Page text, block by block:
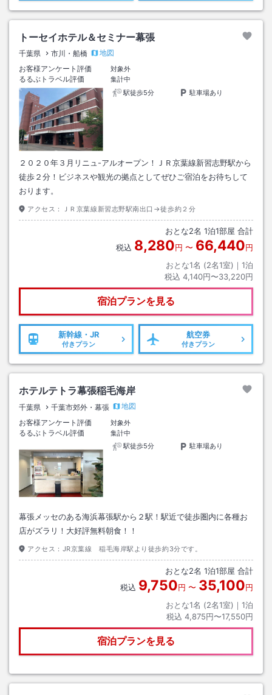
トーセイホテル＆セミナー幕張
千葉県 市川・船橋
地図
お客様アンケート評価
対象外
るるぶトラベル評価
集計中
駅徒歩5分
駐車場あり
２０２０年３月リニュ-アルオープン！ＪＲ京葉線新習志野駅から
徒歩２分！ビジネスや観光の拠点としてぜひご宿泊をお待ちして
おります。
アクセス： ＪＲ京葉線新習志野駅南出口→徒歩約２分
おとな2名 1泊1部屋 合計
税込 8,280円 〜 66,440円
おとな1名 (2名1室)｜ 1泊
税込 4,140円〜33,220円
宿泊プランを見る
新幹線・JR
付きプラン
航空券
付きプラン
ホテルテトラ幕張稲毛海岸
千葉県 千葉市郊外・幕張
地図
お客様アンケート評価
対象外
るるぶトラベル評価
集計中
駅徒歩5分
駐車場あり
幕張メッセのある海浜幕張駅から２駅！駅近で徒歩圏内に各種お
店がズラリ！大好評無料朝食！！
アクセス： JR京葉線 稲毛海岸駅より徒歩約3分です。
おとな2名 1泊1部屋 合計
税込 9,750円 〜 35,100円
おとな1名 (2名1室)｜ 1泊
税込 4,875円〜17,550円
宿泊プランを見る